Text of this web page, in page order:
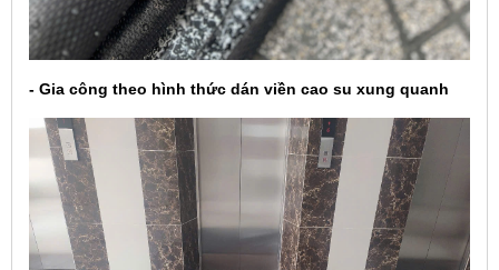
- Gia công theo hình thức dán viền cao su xung quanh